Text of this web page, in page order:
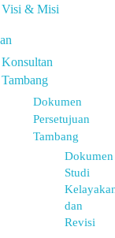
Visi & Misi
Konsultan
Tambang
Dokumen
Persetujuan
Tambang
Dokumen
Studi
dan
Revisi